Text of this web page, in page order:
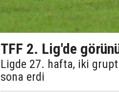
TFF 2. Lig'de
Ligde 27. hafta, iki
sona erdi